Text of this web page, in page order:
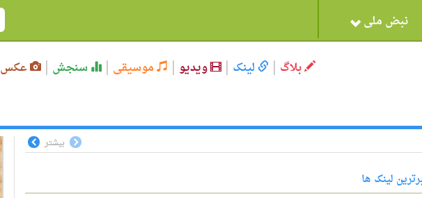
نبض ملی
بلاگ لینک ویدیو موسیقی سنجش عکس
بیشتر
لینک ها